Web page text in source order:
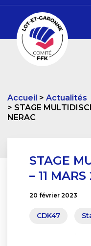
Accueil
Actualités
STAGE
NERAC
STAGE
– 11
20 février 2023
CDK47